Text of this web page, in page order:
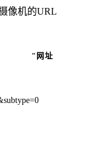
像机的URL
"网址